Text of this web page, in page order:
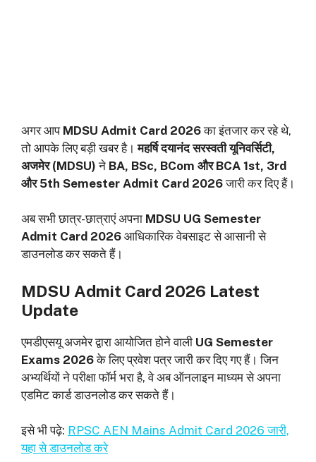
अगर आप MDSU Admit Card 2026का इंतजार कर रहे थे,
तो आपके लिए बड़ी खबर है।महर्षि दयानंद सरस्वती यूनिवर्सिटी,
अजमेर (MDSU) ने BA, BSc, BCom और BCA 1st, 3rd
और 5th Semester Admit Card 2026जारी कर दिए हैं।
अब सभी छात्र-छात्राएं अपना MDSU UG Semester
Admit Card 2026 आधिकारिक वेबसाइट से आसानी से
डाउनलोड कर सकते हैं।
MDSU Admit Card 2026 Latest
Update
एमडीएसयू अजमेर द्वारा आयोजित होने वाली UG Semester
Exams 2026के लिए प्रवेश पत्र जारी कर दिए गए हैं। जिन
अभ्यर्थियों ने परीक्षा फॉर्म भरा है, वे अब ऑनलाइन माध्यम से अपना
एडमिट कार्ड डाउनलोड कर सकते हैं।
इसे भी पढ़े: RPSC AEN Mains Admit Card 2026 जारी,
यहा से डाउनलोड करे